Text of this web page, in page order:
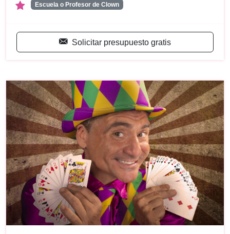
Escuela o Profesor de Clown
Solicitar presupuesto gratis